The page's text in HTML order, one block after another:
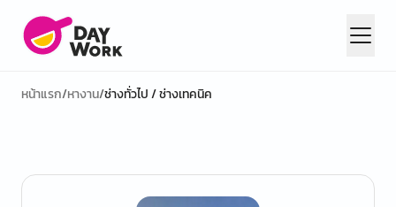
หน้าแรก/หางาน/ช่างทั่วไป / ช่างเทคนิค